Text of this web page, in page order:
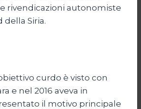
rivendicazioni autonomiste
Siria.
curdo è visto con
e nel 2016 aveva in
il motivo principale